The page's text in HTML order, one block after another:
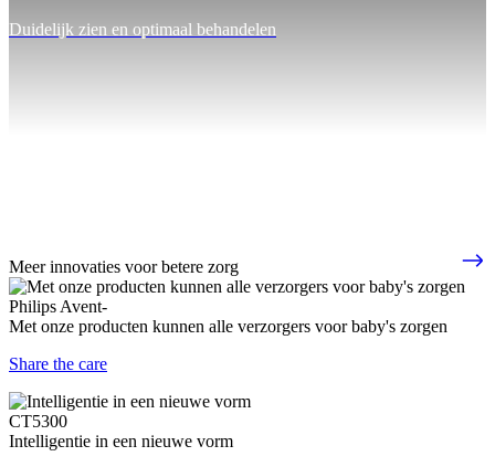
Duidelijk zien en optimaal behandelen
Meer innovaties voor betere zorg
Philips Avent-
Met onze producten kunnen alle verzorgers voor baby's zorgen
Share the care
CT5300
Intelligentie in een nieuwe vorm